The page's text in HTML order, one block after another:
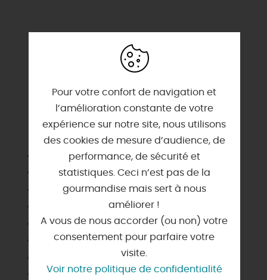
SERVICES & ÉQUIPEMENTS
Animaux acceptés
Barbecue
Chauffage
Draps et linges compris
Jardin indépendant
Lave linge privatif
Lave vaisselle
Pour votre confort de navigation et
l’amélioration constante de votre
expérience sur notre site, nous utilisons
des cookies de mesure d’audience, de
performance, de sécurité et
statistiques. Ceci n’est pas de la
gourmandise mais sert à nous
améliorer !
A vous de nous accorder (ou non) votre
consentement pour parfaire votre
visite.
Voir notre politique de confidentialité